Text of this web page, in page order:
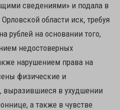
сведениями» и подала в
области иск, требуя
рублей на основании того,
недостоверных
нарушением права на
физические и
выразившиеся в ухудшении
а также в чувстве